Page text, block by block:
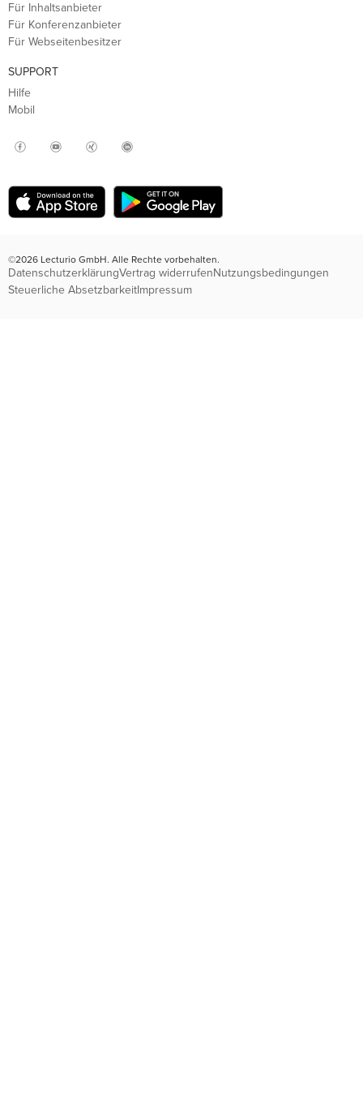
Für Inhaltsanbieter
Für Konferenzanbieter
Für Webseitenbesitzer
SUPPORT
Hilfe
Mobil
©2026 Lecturio GmbH. Alle Rechte vorbehalten.
DatenschutzerklärungVertrag widerrufenNutzungsbedingungen
Steuerliche AbsetzbarkeitImpressum